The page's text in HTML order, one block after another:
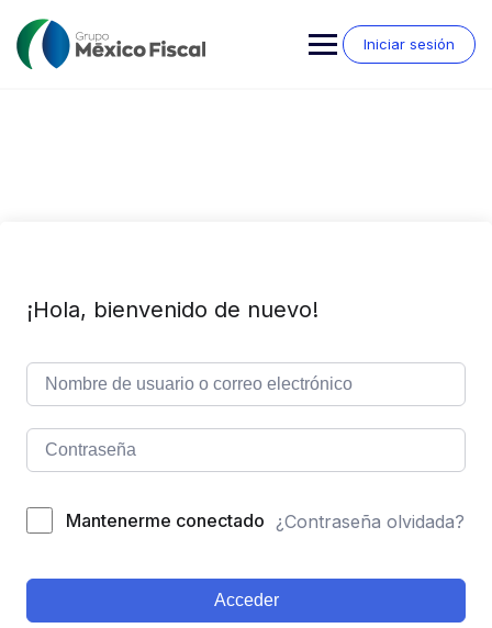
contenido
Iniciar sesión
¡Hola, bienvenido de nuevo!
Mantenerme conectado ¿Contraseña olvidada?
Acceder